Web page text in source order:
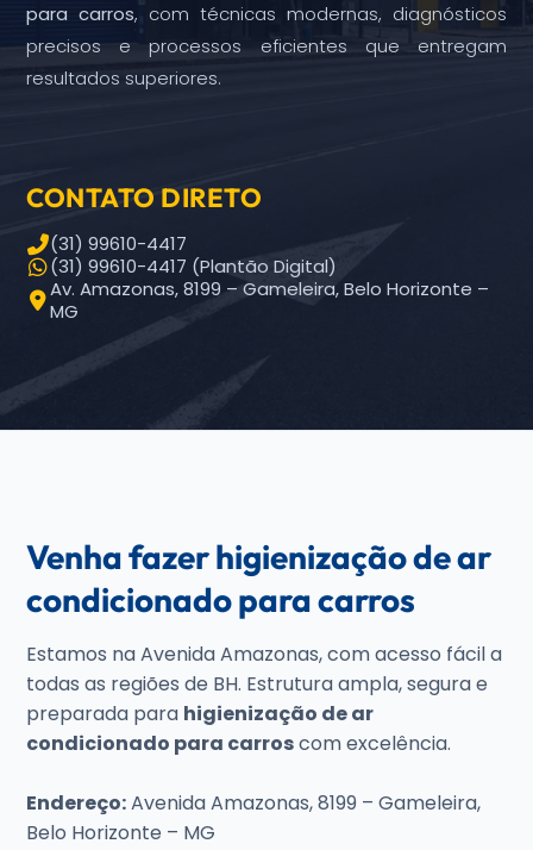
para carros, com técnicas modernas, diagnósticos
precisos e processos eficientes que entregam
resultados superiores.
CONTATO DIRETO
(31) 99610-4417
(31) 99610-4417 (Plantão Digital)
Av. Amazonas, 8199 – Gameleira, Belo Horizonte –
MG
Venha fazer higienização de ar
condicionado para carros
Estamos na Avenida Amazonas, com acesso fácil a
todas as regiões de BH. Estrutura ampla, segura e
preparada para higienização de ar
condicionado para carroscom excelência.
Endereço:Avenida Amazonas, 8199 – Gameleira,
Belo Horizonte – MG